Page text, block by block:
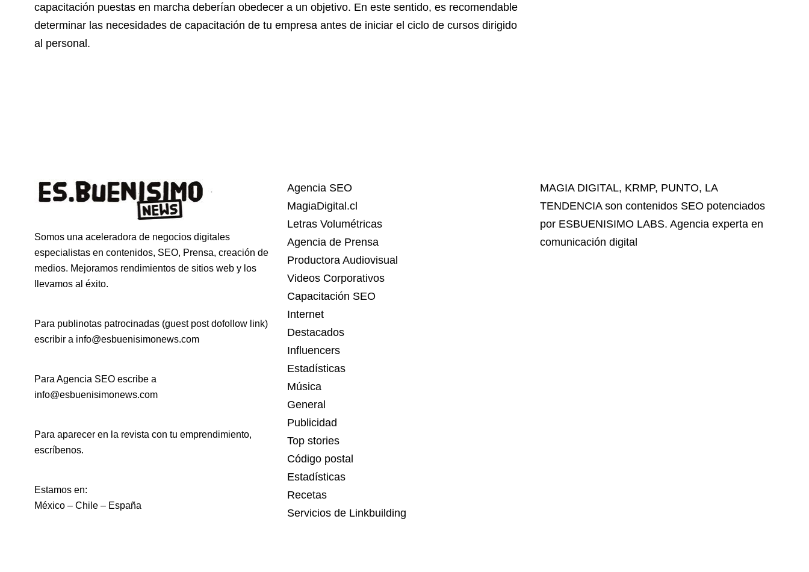
capacitación puestas en marcha deberían obedecer a un objetivo. En este sentido, es recomendable
determinar las necesidades de capacitación de tu empresa antes de iniciar el ciclo de cursos dirigido
al personal.
Somos una aceleradora de negocios digitales
especialistas en contenidos, SEO, Prensa, creación de
medios. Mejoramos rendimientos de sitios web y los
llevamos al éxito.
Para publinotas patrocinadas (guest post dofollow link)
escribir a info@esbuenisimonews.com
Para Agencia SEO escribe a
info@esbuenisimonews.com
Para aparecer en la revista con tu emprendimiento,
escríbenos.
Estamos en:
México – Chile – España
Agencia SEO
MagiaDigital.cl
Letras Volumétricas
Agencia de Prensa
Productora Audiovisual
Videos Corporativos
Capacitación SEO
Internet
Destacados
Influencers
Estadísticas
Música
General
Publicidad
Top stories
Código postal
Estadísticas
Recetas
Servicios de Linkbuilding
MAGIA DIGITAL, KRMP, PUNTO, LA
TENDENCIAson contenidos SEO potenciados
por ESBUENISIMO LABS. Agencia experta en
comunicación digital